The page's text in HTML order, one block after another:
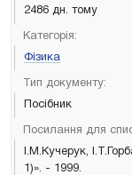
2486 дн. тому
Категорія:
Фізика
Тип документу:
Посібник
Посилання для
І.М.Кучерук,
1)». - 1999.